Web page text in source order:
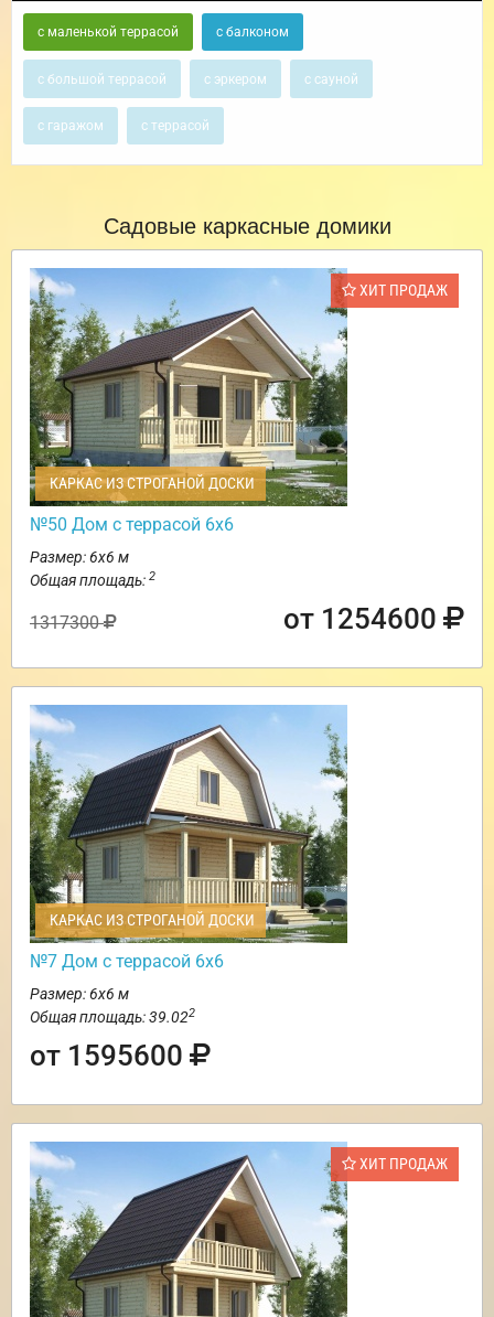
с маленькой террасой с балконом
с большой террасой с эркером с сауной
с гаражом с террасой
Садовые каркасные домики
ХИТ ПРОДАЖ
КАРКАС ИЗ СТРОГАНОЙ ДОСКИ
№50 Дом с террасой 6х6
Размер: 6х6 м
Общая площадь: 2
1317300 от 1254600
КАРКАС ИЗ СТРОГАНОЙ ДОСКИ
№7 Дом с террасой 6х6
Размер: 6х6 м
Общая площадь: 39.022
от 1595600
ХИТ ПРОДАЖ